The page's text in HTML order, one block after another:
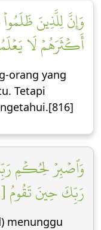
وَإِنَّ لِلَّذِينَ
أَكۡثَرَهُمۡ لَا
orang yang
Tetapi
وَٱصۡبِرۡ لِحُكۡمِ
رَبِّكَ حِينَ تَقُومُ [٤٨]
menunggu